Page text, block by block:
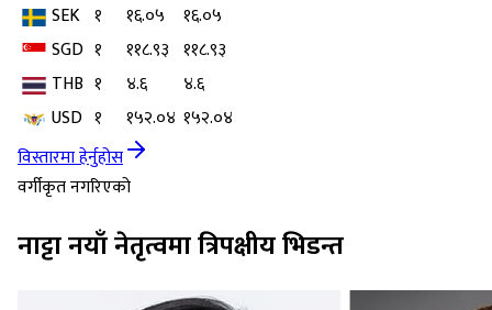
SEK १ १६.०५
१६.०५
SGD १ ११८.९३ ११८.९३
THB १ ४.६
४.६
USD १ १५२.०४ १५२.०४
विस्तारमा हेर्नुहोस
वर्गीकृत नगरिएको
नाट्टा नयाँ नेतृत्वमा त्रिपक्षीय भिडन्त